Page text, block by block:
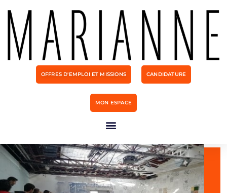
OFFRES D'EMPLOI ET MISSIONS CANDIDATURE
MON ESPACE